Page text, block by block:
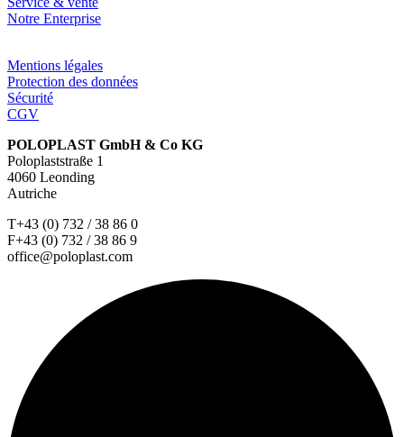
Notre Enterprise
Mentions légales
Protection des données
Sécurité
CGV
POLOPLAST GmbH & Co KG
Poloplaststraße 1
4060 Leonding
Autriche
T+43 (0) 732 / 38 86 0
F+43 (0) 732 / 38 86 9
office@poloplast.com